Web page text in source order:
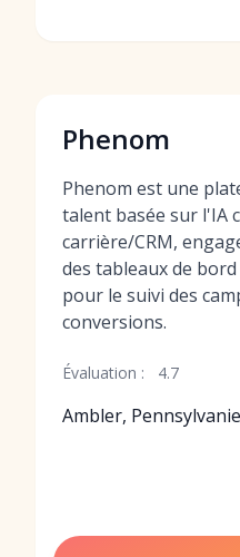
Phenom
Phenom est une
talent basée sur l'IA
carrière/CRM,
des tableaux de
pour le suivi des
conversions.
Évaluation : 4.7
Ambler,